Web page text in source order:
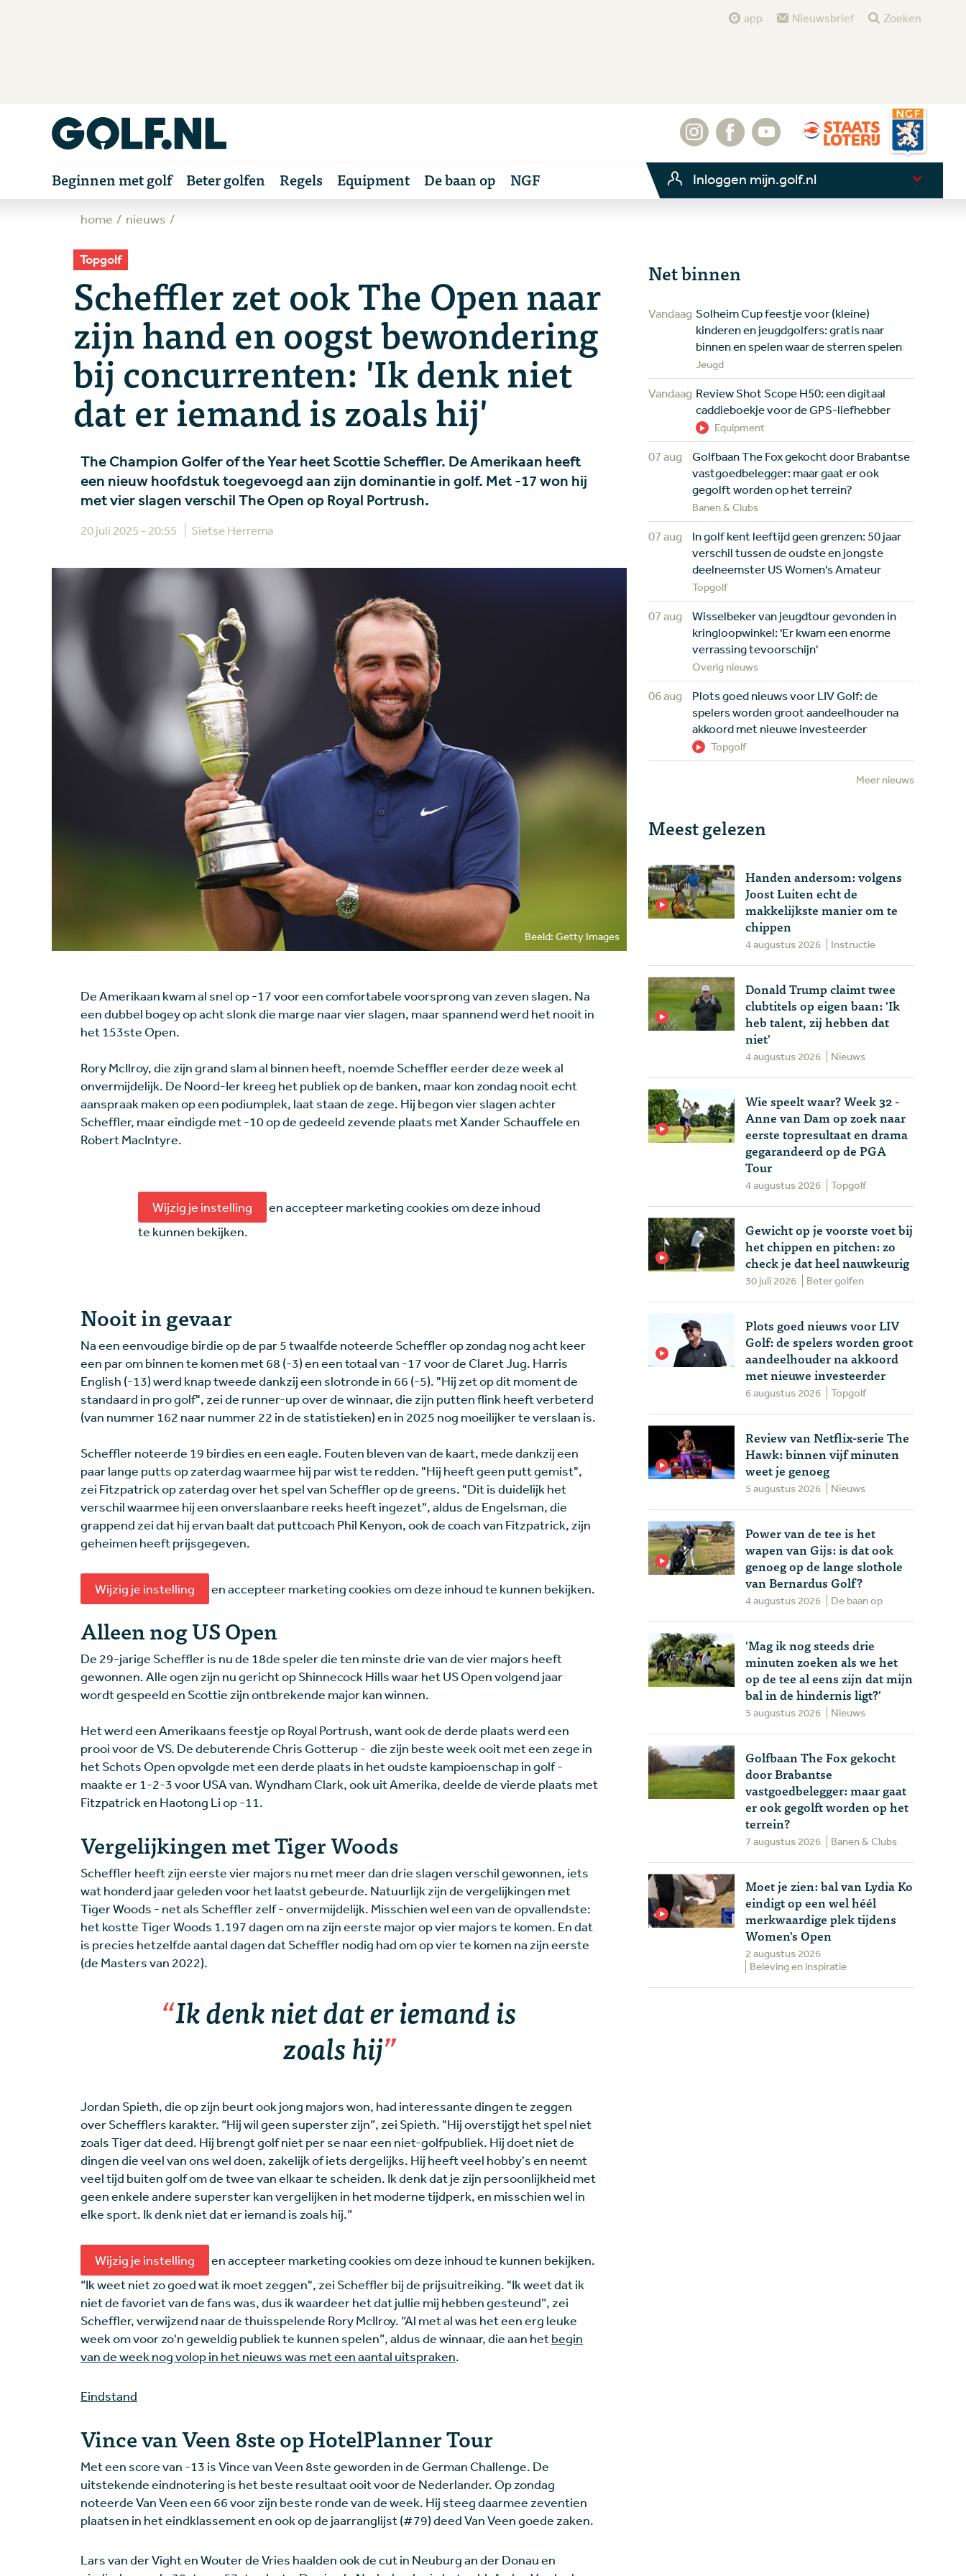
app Nieuwsbrief Zoeken
Beginnen met golf Beter golfen Regels Equipment De baan op NGF Inloggen mijn.golf.nl
home nieuws
Topgolf
Scheffler zet ook The Open naar
zijn hand en oogst bewondering
bij concurrenten: 'Ik denk niet
dat er iemand is zoals hij'
The Champion Golfer of the Year heet Scottie Scheffler. De Amerikaan heeft
een nieuw hoofdstuk toegevoegd aan zijn dominantie in golf. Met -17 won hij
met vier slagen verschil The Open op Royal Portrush.
20 juli 2025 - 20:55 Sietse Herrema
Beeld: Getty Images
De Amerikaan kwam al snel op -17 voor een comfortabele voorsprong van zeven slagen. Na
een dubbel bogey op acht slonk die marge naar vier slagen, maar spannend werd het nooit in
het 153ste Open.
Rory McIlroy, die zijn grand slam al binnen heeft, noemde Scheffler eerder deze week al
onvermijdelijk. De Noord-Ier kreeg het publiek op de banken, maar kon zondag nooit echt
aanspraak maken op een podiumplek, laat staan de zege. Hij begon vier slagen achter
Scheffler, maar eindigde met -10 op de gedeeld zevende plaats met Xander Schauffele en
Robert MacIntyre.
Wijzig je instelling
en accepteer marketing cookies om deze inhoud
te kunnen bekijken.
Nooit in gevaar
Na een eenvoudige birdie op de par 5 twaalfde noteerde Scheffler op zondag nog acht keer
een par om binnen te komen met 68 (-3) en een totaal van -17 voor de Claret Jug. Harris
English (-13) werd knap tweede dankzij een slotronde in 66 (-5). "Hij zet op dit moment de
standaard in pro golf", zei de runner-up over de winnaar, die zijn putten flink heeft verbeterd
(van nummer 162 naar nummer 22 in de statistieken) en in 2025 nog moeilijker te verslaan is.
Scheffler noteerde 19 birdies en een eagle. Fouten bleven van de kaart, mede dankzij een
paar lange putts op zaterdag waarmee hij par wist te redden. "Hij heeft geen putt gemist",
zei Fitzpatrick op zaterdag over het spel van Scheffler op de greens. "Dit is duidelijk het
verschil waarmee hij een onverslaanbare reeks heeft ingezet", aldus de Engelsman, die
grappend zei dat hij ervan baalt dat puttcoach Phil Kenyon, ook de coach van Fitzpatrick, zijn
geheimen heeft prijsgegeven.
Wijzig je instelling en accepteer marketing cookies om deze inhoud te kunnen bekijken.
Alleen nog US Open
De 29-jarige Scheffler is nu de 18de speler die ten minste drie van de vier majors heeft
gewonnen. Alle ogen zijn nu gericht op Shinnecock Hills waar het US Open volgend jaar
wordt gespeeld en Scottie zijn ontbrekende major kan winnen.
Het werd een Amerikaans feestje op Royal Portrush, want ook de derde plaats werd een
prooi voor de VS. De debuterende Chris Gotterup - die zijn beste week ooit met een zege in
het Schots Open opvolgde met een derde plaats in het oudste kampioenschap in golf -
maakte er 1-2-3 voor USA van. Wyndham Clark, ook uit Amerika, deelde de vierde plaats met
Fitzpatrick en Haotong Li op -11.
Vergelijkingen met Tiger Woods
Scheffler heeft zijn eerste vier majors nu met meer dan drie slagen verschil gewonnen, iets
wat honderd jaar geleden voor het laatst gebeurde. Natuurlijk zijn de vergelijkingen met
Tiger Woods - net als Scheffler zelf - onvermijdelijk. Misschien wel een van de opvallendste:
het kostte Tiger Woods 1.197 dagen om na zijn eerste major op vier majors te komen. En dat
is precies hetzelfde aantal dagen dat Scheffler nodig had om op vier te komen na zijn eerste
(de Masters van 2022).
Ik denk niet dat er iemand is
zoals hij
Jordan Spieth, die op zijn beurt ook jong majors won, had interessante dingen te zeggen
over Schefflers karakter. “Hij wil geen superster zijn”, zei Spieth. "Hij overstijgt het spel niet
zoals Tiger dat deed. Hij brengt golf niet per se naar een niet-golfpubliek. Hij doet niet de
dingen die veel van ons wel doen, zakelijk of iets dergelijks. Hij heeft veel hobby's en neemt
veel tijd buiten golf om de twee van elkaar te scheiden. Ik denk dat je zijn persoonlijkheid met
geen enkele andere superster kan vergelijken in het moderne tijdperk, en misschien wel in
elke sport. Ik denk niet dat er iemand is zoals hij.”
Wijzig je instelling
en accepteer marketing cookies om deze inhoud te kunnen bekijken.
“Ik weet niet zo goed wat ik moet zeggen", zei Scheffler bij de prijsuitreiking. "Ik weet dat ik
niet de favoriet van de fans was, dus ik waardeer het dat jullie mij hebben gesteund”, zei
Scheffler, verwijzend naar de thuisspelende Rory McIlroy. “Al met al was het een erg leuke
week om voor zo'n geweldig publiek te kunnen spelen”, aldus de winnaar, die aan hetbegin
van de week nog volop in het nieuws was met een aantal uitspraken.
Eindstand
Vince van Veen 8ste op HotelPlanner Tour
Met een score van -13 is Vince van Veen 8ste geworden in de German Challenge. De
uitstekende eindnotering is het beste resultaat ooit voor de Nederlander. Op zondag
noteerde Van Veen een 66 voor zijn beste ronde van de week. Hij steeg daarmee zeventien
plaatsen in het eindklassement en ook op de jaarranglijst (#79) deed Van Veen goede zaken.
Lars van der Vight en Wouter de Vries haalden ook de cut in Neuburg an der Donau en
Net binnen
Vandaag Solheim Cup feestje voor (kleine)
kinderen en jeugdgolfers: gratis naar
binnen en spelen waar de sterren spelen
Jeugd
Vandaag Review Shot Scope H50: een digitaal
caddieboekje voor de GPS-liefhebber
Equipment
07 aug
Golfbaan The Fox gekocht door Brabantse
vastgoedbelegger: maar gaat er ook
gegolft worden op het terrein?
Banen & Clubs
07 aug
In golf kent leeftijd geen grenzen: 50 jaar
verschil tussen de oudste en jongste
deelneemster US Women's Amateur
Topgolf
07 aug
Wisselbeker van jeugdtour gevonden in
kringloopwinkel: 'Er kwam een enorme
verrassing tevoorschijn'
Overig nieuws
06 aug
Plots goed nieuws voor LIV Golf: de
spelers worden groot aandeelhouder na
akkoord met nieuwe investeerder
Topgolf
Meer nieuws
Meest gelezen
Handen andersom: volgens
Joost Luiten echt de
makkelijkste manier om te
chippen
4 augustus 2026 Instructie
Donald Trump claimt twee
clubtitels op eigen baan: 'Ik
heb talent, zij hebben dat
niet'
4 augustus 2026 Nieuws
Wie speelt waar? Week 32 -
Anne van Dam op zoek naar
eerste topresultaat en drama
gegarandeerd op de PGA
Tour
4 augustus 2026 Topgolf
Gewicht op je voorste voet bij
het chippen en pitchen: zo
check je dat heel nauwkeurig
30 juli 2026 Beter golfen
Plots goed nieuws voor LIV
Golf: de spelers worden groot
aandeelhouder na akkoord
met nieuwe investeerder
6 augustus 2026 Topgolf
Review van Netflix-serie The
Hawk: binnen vijf minuten
weet je genoeg
5 augustus 2026 Nieuws
Power van de tee is het
wapen van Gijs: is dat ook
genoeg op de lange slothole
van Bernardus Golf?
4 augustus 2026 De baan op
'Mag ik nog steeds drie
minuten zoeken als we het
op de tee al eens zijn dat mijn
bal in de hindernis ligt?'
5 augustus 2026 Nieuws
Golfbaan The Fox gekocht
door Brabantse
vastgoedbelegger: maar gaat
er ook gegolft worden op het
terrein?
7 augustus 2026 Banen & Clubs
Moet je zien: bal van Lydia Ko
eindigt op een wel héél
merkwaardige plek tijdens
Women's Open
2 augustus 2026
Beleving en inspiratie